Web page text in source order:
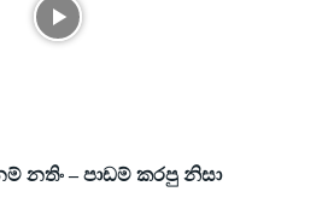
නතිං – පාඩම් කරපු නිසා